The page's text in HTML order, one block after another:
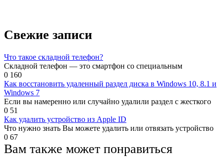
Свежие записи
Что такое складной телефон?
Складной телефон — это смартфон со специальным
0 160
Как восстановить удаленный раздел диска в Windows 10, 8.1 и
Windows 7
Если вы намеренно или случайно удалили раздел с жесткого
0 51
Как удалить устройство из Apple ID
Что нужно знать Вы можете удалить или отвязать устройство
0 67
Вам также может понравиться